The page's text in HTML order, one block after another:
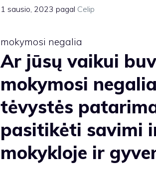
1 sausio, 2023 pagal Celip
mokymosi negalia
Ar jūsų vaikui
mokymosi
tėvystės
pasitikėti savimi
mokykloje ir